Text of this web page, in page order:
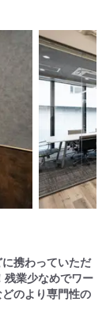
携わっていただ
残業少なめでワー
のより専門性の